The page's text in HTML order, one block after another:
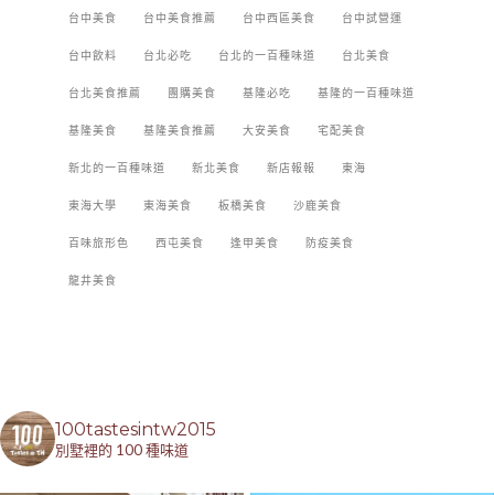
台中美食 台中美食推薦 台中西區美食 台中試營運
台中飲料 台北必吃 台北的一百種味道 台北美食
台北美食推薦 團購美食 基隆必吃 基隆的一百種味道
基隆美食 基隆美食推薦 大安美食 宅配美食
新北的一百種味道 新北美食 新店報報 東海
東海大學 東海美食 板橋美食 沙鹿美食
百味旅形色 西屯美食 逢甲美食 防疫美食
龍井美食
100tastesintw2015
別墅裡的 100 種味道